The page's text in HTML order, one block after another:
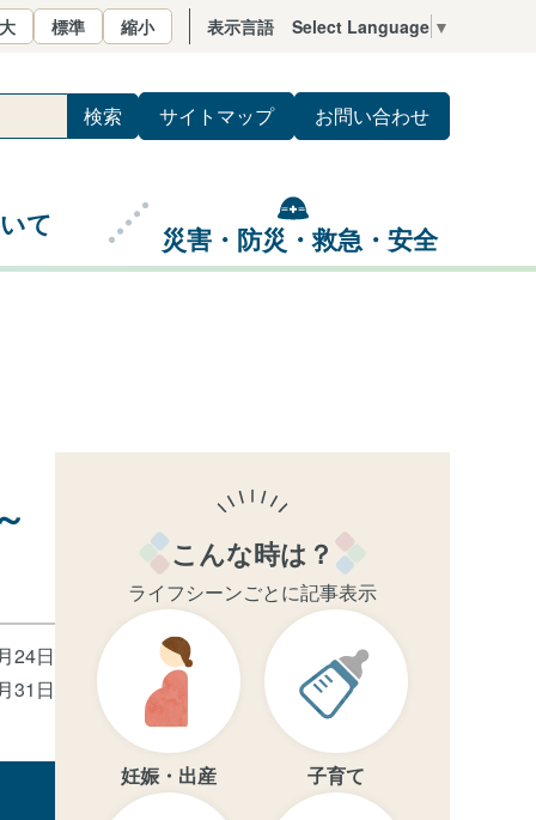
サイトマップ お問い合わせ
て 災害・防災・救急・安全
標準 縮小 表示言語 Select Language ▼
24日
31日
こんな時は？
ライフシーンごとに記事表示
妊娠・出産 子育て